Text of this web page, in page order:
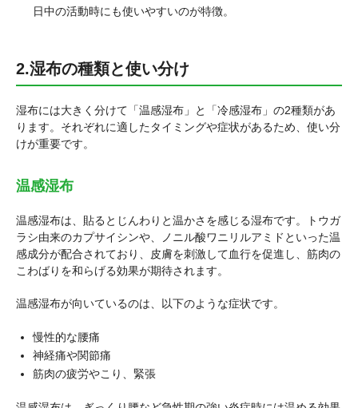
日中の活動時にも使いやすいのが特徴。
2.湿布の種類と使い分け
湿布には大きく分けて「温感湿布」と「冷感湿布」の2種類があ
ります。それぞれに適したタイミングや症状があるため、使い分
けが重要です。
温感湿布
温感湿布は、貼るとじんわりと温かさを感じる湿布です。トウガ
ラシ由来のカプサイシンや、ノニル酸ワニリルアミドといった温
感成分が配合されており、皮膚を刺激して血行を促進し、筋肉の
こわばりを和らげる効果が期待されます。
温感湿布が向いているのは、以下のような症状です。
慢性的な腰痛
神経痛や関節痛
筋肉の疲労やこり、緊張